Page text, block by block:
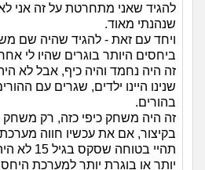
להגיד שאני מתחרטת על זה אני
שנהנתי מאוד.
ויחד עם זאת - להגיד שהיה שם
ביחסים היותר בוגרים שהיו לי
זה היה נחמד והיה כיף, אבל לא
שנינו היינו ילדים, שגרים עם
בהורים.
זה היה משחק כיפי כזה, רק משחק
בקיצור, אם את עכשיו חווה
תהיי
יותר או בוגרת יותר למערכת